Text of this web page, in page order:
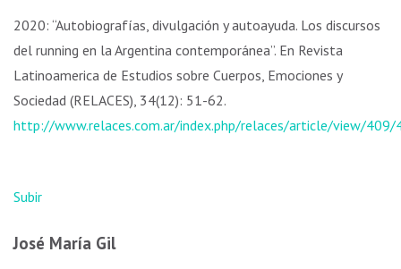
2020: “Autobiografías, divulgación y autoayuda. Los discursos
del running en la Argentina contemporánea”. En Revista
Latinoamerica de Estudios sobre Cuerpos, Emociones y
Sociedad (RELACES), 34(12): 51-62.
http://www.relaces.com.ar/index.php/relaces/article/view/409/
Subir
José María Gil​